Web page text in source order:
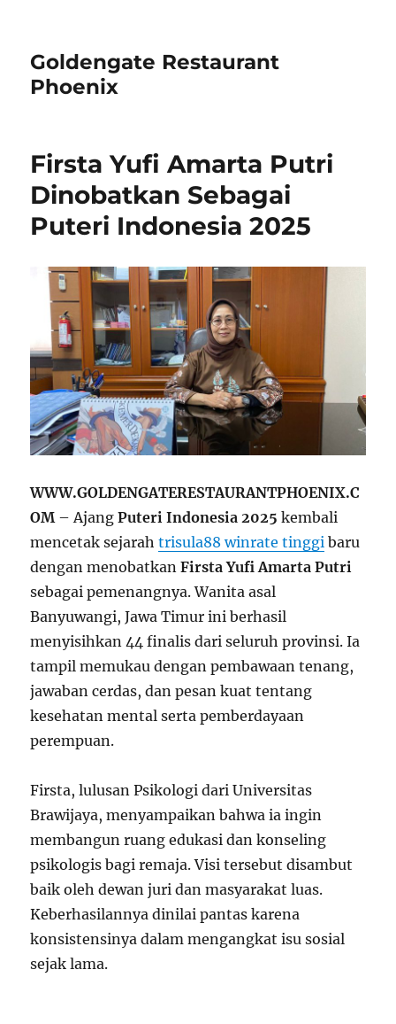
Goldengate Restaurant
Phoenix
Firsta Yufi Amarta Putri
Dinobatkan Sebagai
Puteri Indonesia 2025
WWW.GOLDENGATERESTAURANTPHOENIX.C
OM– AjangPuteri Indonesia 2025 kembali
mencetak sejarahtrisula88 winrate tinggi baru
dengan menobatkanFirsta Yufi Amarta Putri
sebagai pemenangnya. Wanita asal
Banyuwangi, Jawa Timur ini berhasil
menyisihkan 44 finalis dari seluruh provinsi. Ia
tampil memukau dengan pembawaan tenang,
jawaban cerdas, dan pesan kuat tentang
kesehatan mental serta pemberdayaan
perempuan.
Firsta, lulusan Psikologi dari Universitas
Brawijaya, menyampaikan bahwa ia ingin
membangun ruang edukasi dan konseling
psikologis bagi remaja. Visi tersebut disambut
baik oleh dewan juri dan masyarakat luas.
Keberhasilannya dinilai pantas karena
konsistensinya dalam mengangkat isu sosial
sejak lama.